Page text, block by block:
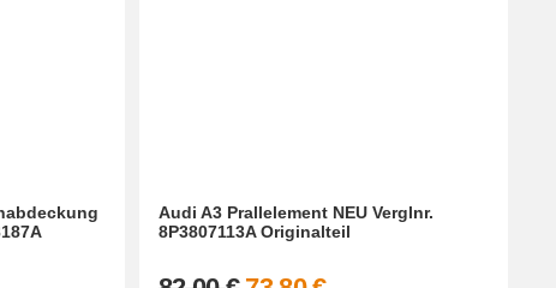
Audi A3 Prallelement NEU Verglnr.
8P3807113A Originalteil